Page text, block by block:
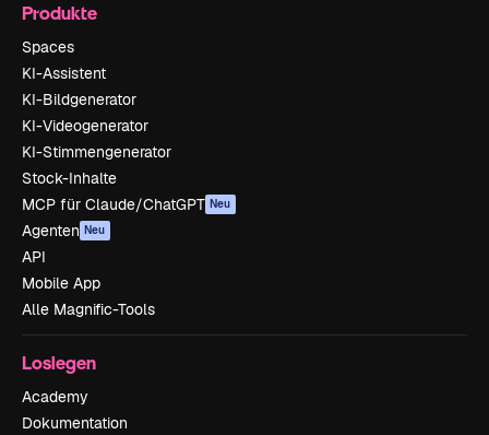
Produkte
Spaces
KI-Assistent
KI-Bildgenerator
KI-Videogenerator
KI-Stimmengenerator
Stock-Inhalte
MCP für Claude/ChatGPT Neu
Agenten Neu
API
Mobile App
Alle Magnific-Tools
Loslegen
Academy
Dokumentation